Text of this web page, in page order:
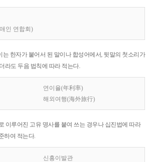
인 연합회)
는 한자가 붙어서 된 말이나 합성어에서, 뒷말의 첫소리가
더라도 두음 법칙에 따라 적는다.
연이율(年利率)
해외여행(海外旅行)
이루어진 고유 명사를 붙여 쓰는 경우나 십진법에 따라
하여 적는다.
신흥이발관